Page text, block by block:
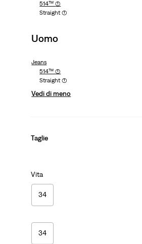
514™(1)
Straight(1)
Uomo
Jeans
514™(1)
Straight(1)
Vedi di meno
Taglie
Vita
34
34